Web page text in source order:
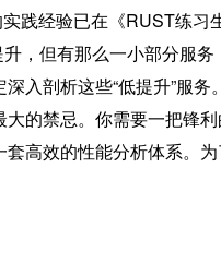
践经验已在《RUST练习
，但有那么一小部分服
入剖析这些“低提升”服
的禁忌。你需要一把锋
高效的性能分析体系。